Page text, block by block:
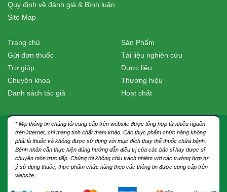
Quy định về đánh giá & Bình luận
Site Map
Trang chủ
Gửi đơn thuốc
Trợ giúp
Chuyên khoa
Danh sách tác giả
Sản Phẩm
Tài liệu nghiên cứu
Dược liệu
Thương hiệu
Hoạt chất
* Mọi thông tin chúng tôi cung cấp trên website được tổng hợp từ nhiều nguồn
trên internet, chỉ mang tính chất tham khảo. Các thực phẩm chức năng không
phải là thuốc và không được sử dụng với mục đích thay thế thuốc chữa bệnh.
Bệnh nhân cần thực hiện đúng hướng dẫn điều trị của các bác sĩ hay dược sĩ
chuyên môn trực tiếp. Chúng tôi không chịu trách nhiệm với các trường hợp tự
ý sử dụng thuốc, thực phẩm chức năng theo các thông tin được cung cấp trên
website.